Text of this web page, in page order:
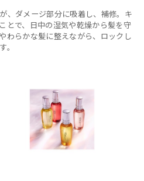
、ダメージ部分に吸着し、補修。キ
とで、日中の湿気や乾燥から髪を守
わらかな髪に整えながら、ロックし
。